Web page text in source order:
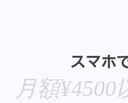
スマホ
月額¥4500